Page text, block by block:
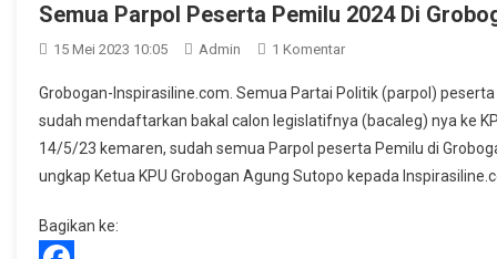
Semua Parpol Peserta Pemilu 2024 Di
15 Mei 2023 10:05 Admin 1 KomentarPada
Parpol
Peserta
Pemilu
2024
Grobogan-Inspirasiline.com. Semua Partai Politik (parpol)
sudah mendaftarkan bakal calon legislatifnya (bacaleg) nya ke
14/5/23 kemaren, sudah semua Parpol peserta Pemilu di
ungkap Ketua KPU Grobogan Agung Sutopo kepada
Bagikan ke: